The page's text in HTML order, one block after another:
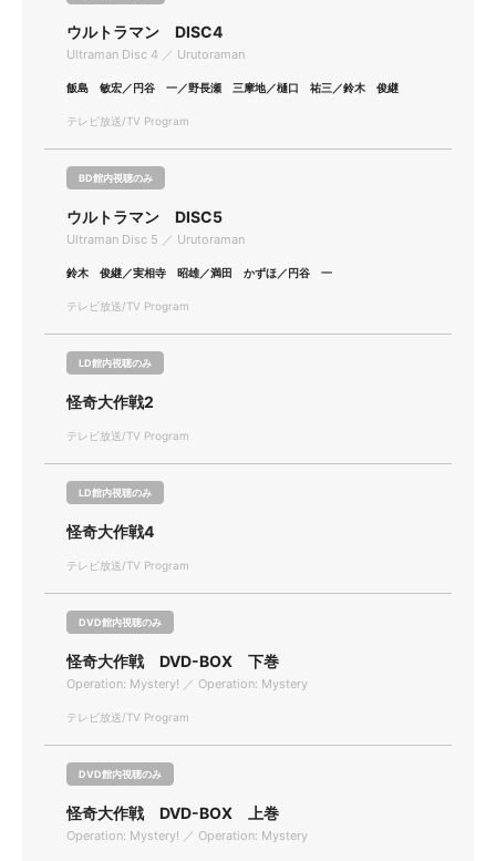
ウルトラマン DISC4
Ultraman Disc 4 ／ Urutoraman
飯島 敏宏／円谷 一／野長瀬 三摩地／樋口 祐三／鈴木 俊継
テレビ放送/TV Program
BD館内視聴のみ
ウルトラマン DISC5
Ultraman Disc 5 ／ Urutoraman
鈴木 俊継／実相寺 昭雄／満田 かずほ／円谷 一
テレビ放送/TV Program
LD館内視聴のみ
怪奇大作戦2
テレビ放送/TV Program
LD館内視聴のみ
怪奇大作戦4
テレビ放送/TV Program
DVD館内視聴のみ
怪奇大作戦 DVD-BOX 下巻
Operation: Mystery! ／ Operation: Mystery
テレビ放送/TV Program
DVD館内視聴のみ
怪奇大作戦 DVD-BOX 上巻
Operation: Mystery! ／ Operation: Mystery